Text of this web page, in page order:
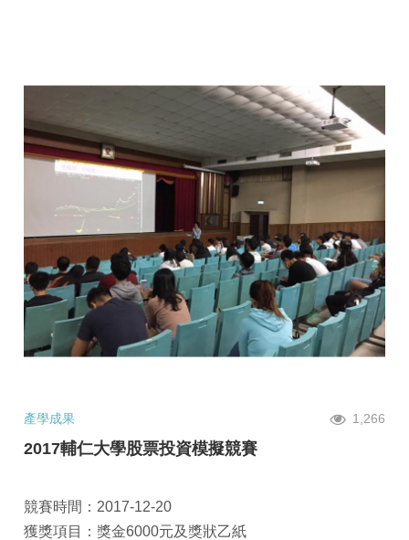
產學成果 1,266
2017輔仁大學股票投資模擬競賽
競賽時間：2017-12-20
獲獎項目：獎金6000元及獎狀乙紙